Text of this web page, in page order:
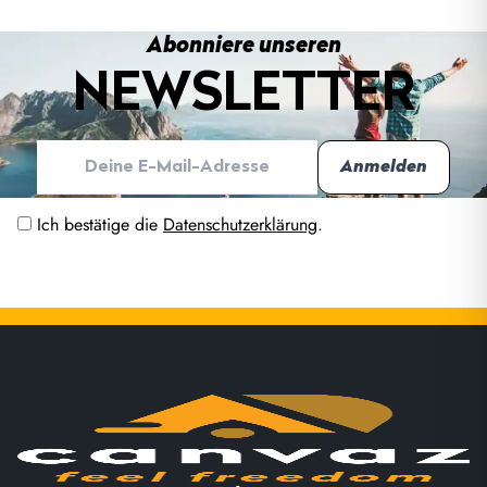
Abonniere unseren
NEWSLETTER
Ich bestätige die Datenschutzerklärung.